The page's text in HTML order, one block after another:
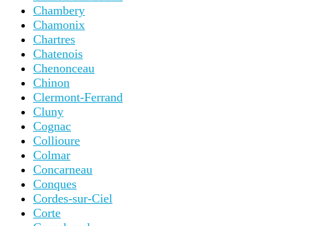
Chambery
Chamonix
Chartres
Chatenois
Chenonceau
Chinon
Clermont-Ferrand
Cluny
Cognac
Collioure
Colmar
Concarneau
Conques
Cordes-sur-Ciel
Corte